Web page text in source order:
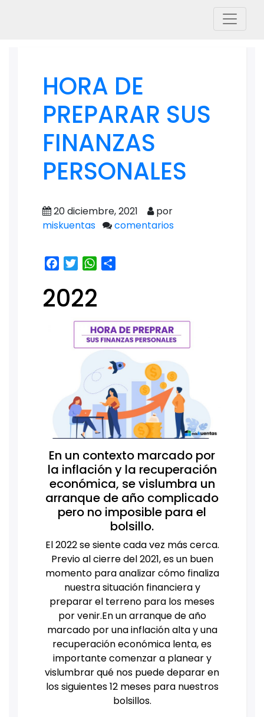
HORA DE
PREPARAR SUS
FINANZAS
PERSONALES
20 diciembre, 2021
por
miskuentas
comentarios
Facebook
TwitterWhatsApp
2022
En un contexto marcado por
la inflación y la recuperación
económica, se vislumbra un
arranque de año complicado
pero no imposible para el
bolsillo.
El 2022 se siente cada vez más cerca.
Previo al cierre del 2021, es un buen
momento para analizar cómo finaliza
nuestra situación financiera y
preparar el terreno para los meses
por venir.En un arranque de año
marcado por una inflación alta y una
recuperación económica lenta, es
importante comenzar a planear y
vislumbrar qué nos puede deparar en
los siguientes 12 meses para nuestros
bolsillos.